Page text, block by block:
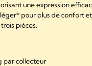
une expression
pour plus de confort
pièces.
par collecteur